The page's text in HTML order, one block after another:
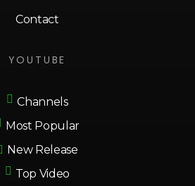
Contact
YOUTUBE
Channels
Most Popular
New Release
Top Video